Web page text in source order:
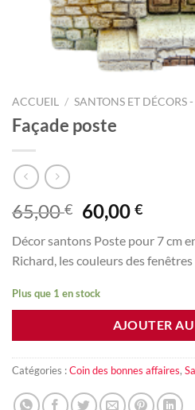
ACCUEIL / SANTONS ET DÉCORS
Façade poste
65,00€ Le
prix
initial
était :
65,00 €.
60,00€Le
actuel
est :
Décor santons Poste pour 7 cm
Richard, les couleurs des
Plus que 1 en stock
AJOUTER
Catégories :Coin des bonnes affaires,